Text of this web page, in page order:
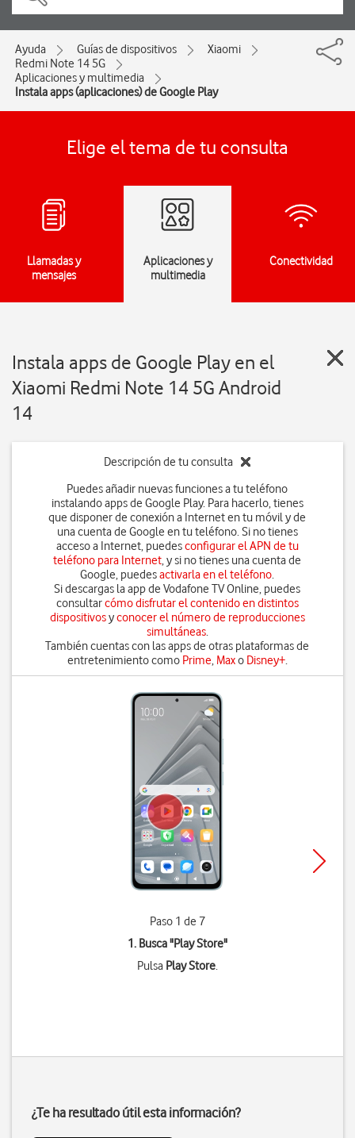
Ayuda Guías de dispositivos
Xiaomi
Redmi Note 14 5G
Aplicaciones y multimedia
Instala apps (aplicaciones) de Google Play
Elige el tema de tu consulta
Llamadas y
mensajes
Aplicaciones y
multimedia
Conectividad
Instala apps de Google Play en el
Xiaomi Redmi Note 14 5G Android
14
Descripción de tu consulta
Puedes añadir nuevas funciones a tu teléfono
instalando apps de Google Play. Para hacerlo, tienes
que disponer de conexión a Internet en tu móvil y de
una cuenta de Google en tu teléfono. Si no tienes
acceso a Internet, puedesconfigurar el APN de tu
teléfono para Internet, y si no tienes una cuenta de
Google, puedesactivarla en el teléfono.
Si descargas la app de Vodafone TV Online, puedes
consultarcómo disfrutar el contenido en distintos
dispositivosyconocer el número de reproducciones
simultáneas.
También cuentas con las apps de otras plataformas de
entretenimiento como Prime, Maxo Disney+.
Paso 1 de 7
1. Busca "Play Store"
Pulsa Play Store.
¿Te ha resultado útil esta información?